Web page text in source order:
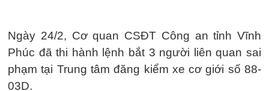
Ngày 24/2, Cơ quan CSĐT Công an tỉnh Vĩnh
Phúc đã thi hành lệnh bắt 3 người liên quan sai
phạm tại Trung tâm đăng kiểm xe cơ giới số 88-
03D.